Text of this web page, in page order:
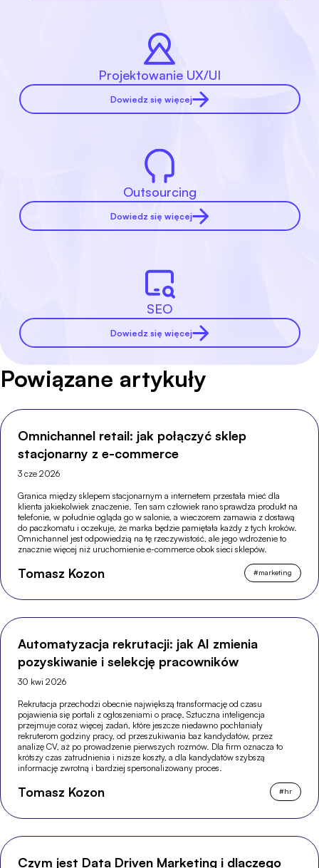
Projektowanie UX/UI
Dowiedz się więcej
Outsourcing
Dowiedz się więcej
SEO
Dowiedz się więcej
Powiązane artykuły
Omnichannel retail: jak połączyć sklep
stacjonarny z e-commerce
3 cze 2026
Granica między sklepem stacjonarnym a internetem przestała mieć dla
klienta jakiekolwiek znaczenie. Ten sam człowiek rano sprawdza produkt na
telefonie, w południe ogląda go w salonie, a wieczorem zamawia z dostawą
do paczkomatu i oczekuje, że marka będzie pamiętała każdy z tych kroków.
Omnichannel jest odpowiedzią na tę rzeczywistość, ale jego wdrożenie to
znacznie więcej niż uruchomienie e-commerce obok sieci sklepów.
Tomasz Kozon #marketing
Automatyzacja rekrutacji: jak AI zmienia
pozyskiwanie i selekcję pracowników
30 kwi 2026
Rekrutacja przechodzi obecnie największą transformację od czasu
pojawienia się portali z ogłoszeniami o pracę. Sztuczna inteligencja
przejmuje coraz więcej zadań, które jeszcze niedawno pochłaniały
rekruterom godziny pracy, od przeszukiwania baz kandydatów, przez
analizę CV, aż po prowadzenie pierwszych rozmów. Dla firm oznacza to
krótszy czas zatrudnienia i niższe koszty, a dla kandydatów szybszą
informację zwrotną i bardziej spersonalizowany proces.
Tomasz Kozon #hr
Czym jest Data Driven Marketing i dlaczego